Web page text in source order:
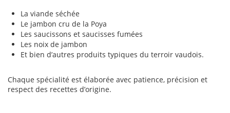
La viande séchée
Le jambon cru de la Poya
Les saucissons et saucisses fumées
Les noix de jambon
Et bien d’autres produits typiques du terroir vaudois.
Chaque spécialité est élaborée avec patience, précision et
respect des recettes d’origine.